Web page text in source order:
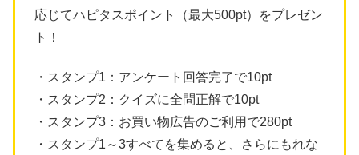
応じてハピタスポイント（最大500pt）をプレゼン
ト！
・スタンプ1：アンケート回答完了で10pt
・スタンプ2：クイズに全問正解で10pt
・スタンプ3：お買い物広告のご利用で280pt
・スタンプ1～3すべてを集めると、さらにもれな